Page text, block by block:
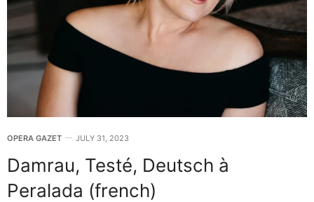
OPERA GAZET JULY 31, 2023
Damrau, Testé, Deutsch à
Peralada (french)